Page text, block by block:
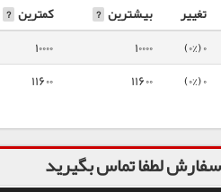
تغییر بیشترین ? کمترین ?
0 (0%)
10000
10000
0 (0%)
11600
11600
لطفا تماس بگیرید